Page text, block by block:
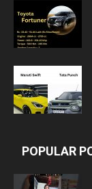
POPULAR